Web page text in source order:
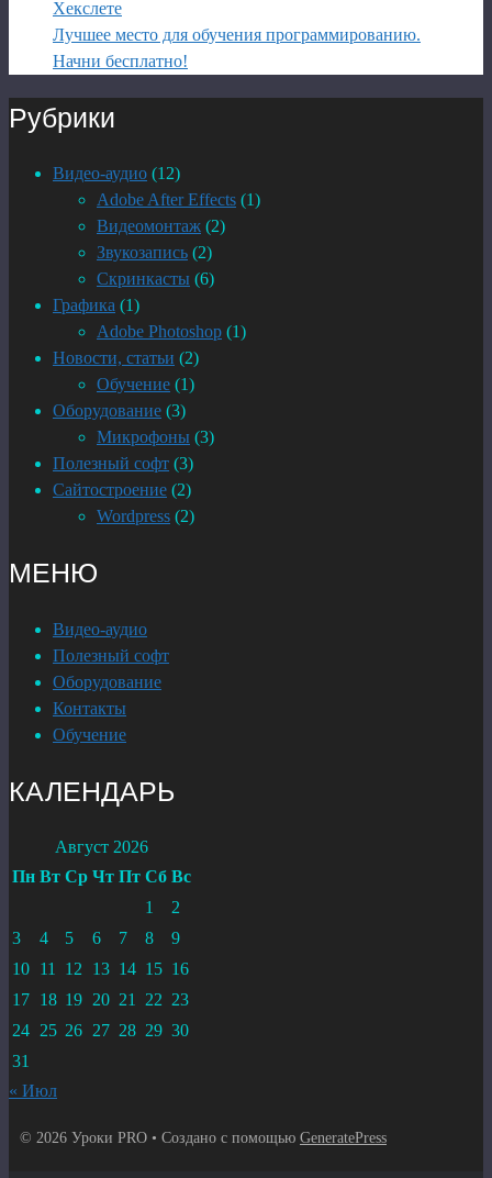
Лучшее место для обучения программированию.
Начни бесплатно!
Рубрики
Видео-аудио (12)
Adobe After Effects (1)
Видеомонтаж (2)
Звукозапись (2)
Скринкасты (6)
Графика (1)
Adobe Photoshop (1)
Новости, статьи (2)
Обучение (1)
Оборудование (3)
Микрофоны (3)
Полезный софт (3)
Сайтостроение (2)
Wordpress (2)
МЕНЮ
Видео-аудио
Полезный софт
Оборудование
Контакты
Обучение
КАЛЕНДАРЬ
Август 2026
Пн Вт Ср Чт Пт Сб Вс
1
2
3
4 5 6 7 8
9
10 11 12 13 14 15 16
17 18 19 20 21 22 23
24 25 26 27 28 29 30
31
« Июл
© 2026 Уроки PRO • Создано с помощью GeneratePress